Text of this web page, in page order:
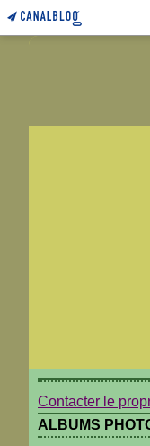
Contacter le
ALBUMS